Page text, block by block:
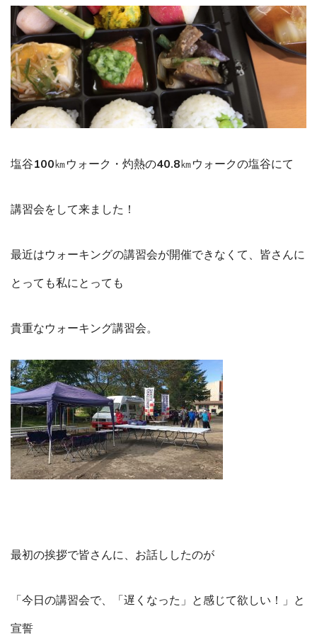
塩谷100㎞ウォーク・灼熱の40.8㎞ウォークの塩谷にて
講習会をして来ました！
最近はウォーキングの講習会が開催できなくて、皆さんに
とっても私にとっても
貴重なウォーキング講習会。
最初の挨拶で皆さんに、お話ししたのが
「今日の講習会で、「遅くなった」と感じて欲しい！」と
宣誓